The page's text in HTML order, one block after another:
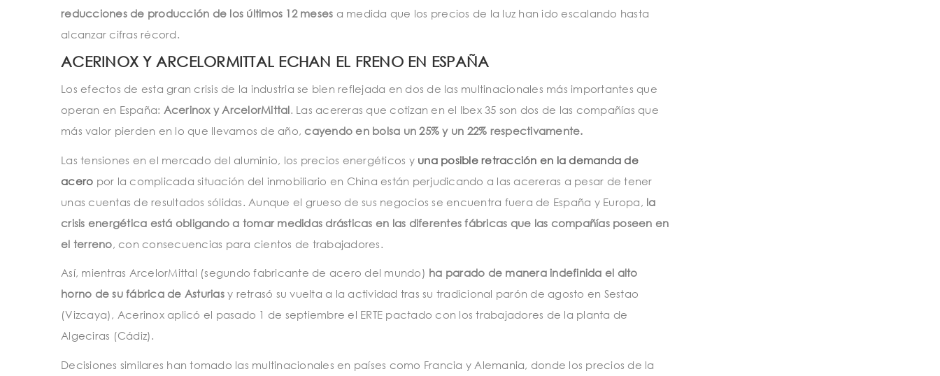
reducciones de producción de los últimos 12 meses a medida que los precios de la luz han ido escalando hasta
alcanzar cifras récord.
ACERINOX Y ARCELORMITTAL ECHAN EL FRENO EN ESPAÑA
Los efectos de esta gran crisis de la industria se bien reflejada en dos de las multinacionales más importantes que
operan en España: Acerinox y ArcelorMittal. Las acereras que cotizan en el Ibex 35 son dos de las compañías que
más valor pierden en lo que llevamos de año,cayendo en bolsa un 25% y un 22% respectivamente.
Las tensiones en el mercado del aluminio, los precios energéticos yuna posible retracción en la demanda de
acero por la complicada situación del inmobiliario en China están perjudicando a las acereras a pesar de tener
unas cuentas de resultados sólidas. Aunque el grueso de sus negocios se encuentra fuera de España y Europa, la
crisis energética está obligando a tomar medidas drásticas en las diferentes fábricas que las compañías poseen en
el terreno, con consecuencias para cientos de trabajadores.
Así, mientras ArcelorMittal (segundo fabricante de acero del mundo) ha parado de manera indefinida el alto
horno de su fábrica de Asturias y retrasó su vuelta a la actividad tras su tradicional parón de agosto en Sestao
(Vizcaya), Acerinox aplicó el pasado 1 de septiembre el ERTE pactado con los trabajadores de la planta de
Algeciras (Cádiz).
Decisiones similares han tomado las multinacionales en países como Francia y Alemania, donde los precios de la